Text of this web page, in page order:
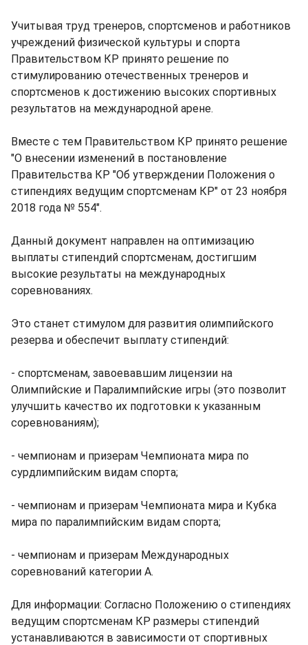
Учитывая труд тренеров, спортсменов и работников
учреждений физической культуры и спорта
Правительством КР принято решение по
стимулированию отечественных тренеров и
спортсменов к достижению высоких спортивных
результатов на международной арене.
Вместе с тем Правительством КР принято решение
"О внесении изменений в постановление
Правительства КР "Об утверждении Положения о
стипендиях ведущим спортсменам КР" от 23 ноября
2018 года № 554".
Данный документ направлен на оптимизацию
выплаты стипендий спортсменам, достигшим
высокие результаты на международных
соревнованиях.
Это станет стимулом для развития олимпийского
резерва и обеспечит выплату стипендий:
- спортсменам, завоевавшим лицензии на
Олимпийские и Паралимпийские игры (это позволит
улучшить качество их подготовки к указанным
соревнованиям);
- чемпионам и призерам Чемпионата мира по
сурдлимпийским видам спорта;
- чемпионам и призерам Чемпионата мира и Кубка
мира по паралимпийским видам спорта;
- чемпионам и призерам Международных
соревнований категории А.
Для информации: Согласно Положению о стипендиях
ведущим спортсменам КР размеры стипендий
устанавливаются в зависимости от спортивных